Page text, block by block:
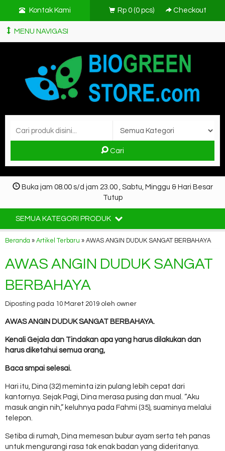
Kontak Kami Rp 0(0pcs) Checkout
MENU NAVIGASI
Cari
Buka jam 08.00 s/d jam 23.00 , Sabtu, Minggu & Hari Besar
Tutup
SEMUA KATEGORI PRODUK
Beranda » Artikel Terbaru » AWAS ANGIN DUDUK SANGAT BERBAHAYA
AWAS ANGIN DUDUK SANGAT
BERBAHAYA
Diposting pada 10 Maret 2019 oleh owner
AWAS ANGIN DUDUK SANGAT BERBAHAYA.
Kenali Gejala dan Tindakan apa yang harus dilakukan dan
harus diketahui semua orang,
Baca smpai selesai.
Hari itu, Dina (32) meminta izin pulang lebih cepat dari
kantornya. Sejak Pagi, Dina merasa pusing dan mual. “Aku
masuk angin nih,” keluhnya pada Fahmi (35), suaminya melalui
telepon.
Setiba di rumah, Dina memesan bubur ayam serta teh panas
untuk mengurangi rasa tak enak badan yang dideritanya.